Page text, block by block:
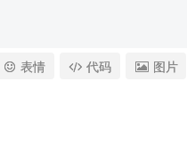
表情 代码 图片